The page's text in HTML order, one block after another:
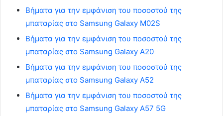
Βήματα για την εμφάνιση του ποσοστού της
μπαταρίας στο Samsung Galaxy M02S
Βήματα για την εμφάνιση του ποσοστού της
μπαταρίας στο Samsung Galaxy A20
Βήματα για την εμφάνιση του ποσοστού της
μπαταρίας στο Samsung Galaxy A52
Βήματα για την εμφάνιση του ποσοστού της
μπαταρίας στο Samsung Galaxy A57 5G